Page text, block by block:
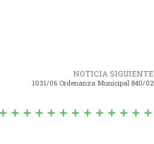
NOTICIA SIGUIENTE
1031/06 Ordenanza Municipal 840/02